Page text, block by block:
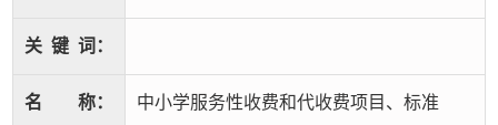
关 键 词：
名 称： 中小学服务性收费和代收费项目、标准